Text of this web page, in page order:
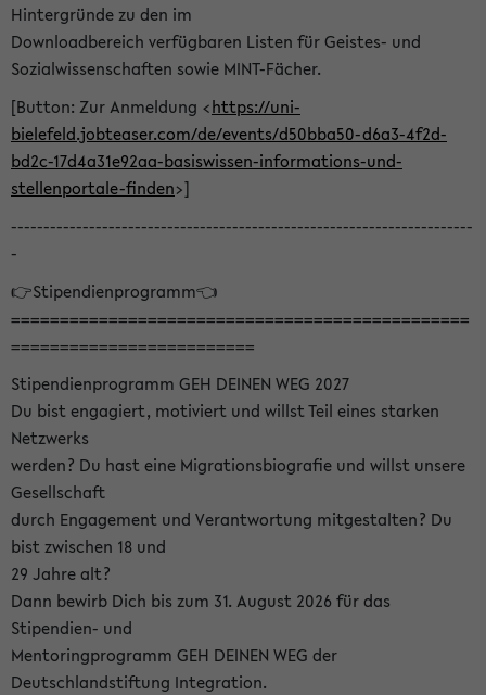
Hintergründe zu den im
Downloadbereich verfügbaren Listen für Geistes- und
Sozialwissenschaften sowie MINT-Fächer.
[Button: Zur Anmeldung <https://uni-
bielefeld.jobteaser.com/de/events/d50bba50-d6a3-4f2d-
bd2c-17d4a31e92aa-basiswissen-informations-und-
stellenportale-finden>]
-----------------------------------------------------------------------
-
👉Stipendienprogramm👈
===============================================
=========================
Stipendienprogramm GEH DEINEN WEG 2027
Du bist engagiert, motiviert und willst Teil eines starken
Netzwerks
werden? Du hast eine Migrationsbiografie und willst unsere
Gesellschaft
durch Engagement und Verantwortung mitgestalten? Du
bist zwischen 18 und
29 Jahre alt?
Dann bewirb Dich bis zum 31. August 2026 für das
Stipendien- und
Mentoringprogramm GEH DEINEN WEG der
Deutschlandstiftung Integration.